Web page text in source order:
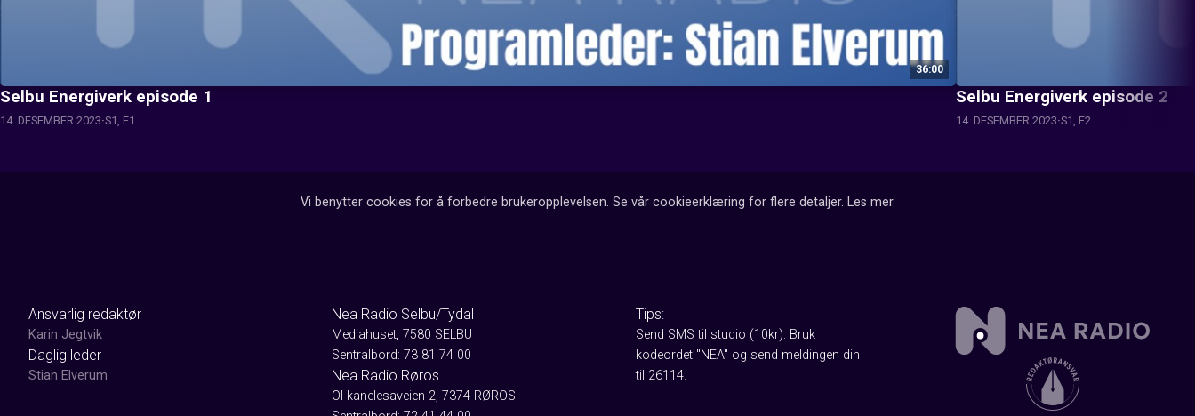
36:00
Selbu Energiverk episode 1
14. DESEMBER 2023 S1, E1
Selbu Energiverk episode 2
14. DESEMBER 2023 S1, E2
Vi benytter cookies for å forbedre brukeropplevelsen. Se vår cookieerklæring for flere detaljer. Les mer.
Ansvarlig redaktør
Karin Jegtvik
Daglig leder
Stian Elverum
Nea Radio Selbu/Tydal
Mediahuset, 7580 SELBU
Sentralbord: 73 81 74 00
Nea Radio Røros
Ol-kanelesaveien 2, 7374 RØROS
Tips:
Send SMS til studio (10kr): Bruk
kodeordet "NEA" og send meldingen din
til 26114.